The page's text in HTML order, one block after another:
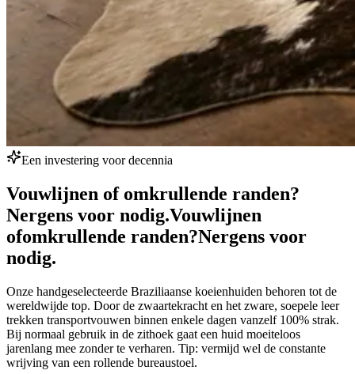
Een investering voor decennia
Vouwlijnen of omkrullende randen?
Nergens voor nodig.Vouwlijnen
ofomkrullende randen?Nergens voor
nodig.
Onze handgeselecteerde Braziliaanse koeienhuiden behoren tot de
wereldwijde top. Door de zwaartekracht en het zware, soepele leer
trekken transportvouwen binnen enkele dagen vanzelf 100% strak.
Bij normaal gebruik in de zithoek gaat een huid moeiteloos
jarenlang mee zonder te verharen. Tip: vermijd wel de constante
wrijving van een rollende bureaustoel.